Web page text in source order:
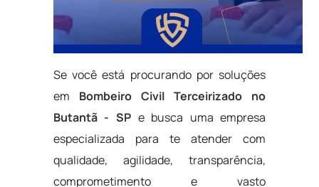
Se você está procurando por soluções
em Bombeiro Civil Terceirizado no
Butantã - SP e busca uma empresa
especializada para te atender com
qualidade, agilidade, transparência,
comprometimento e vasto